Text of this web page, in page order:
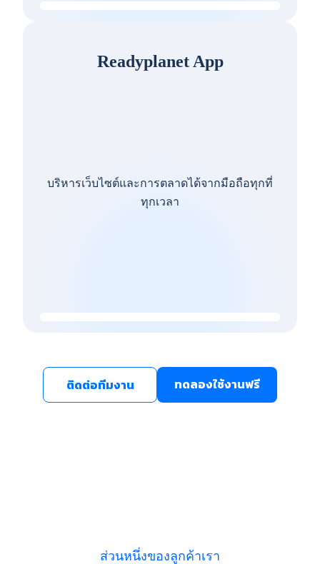
Readyplanet App
บริหารเว็บไซต์และการตลาดได้จากมือถือทุกที่
ทุกเวลา
ติดต่อทีมงาน ทดลองใช้งานฟรี
ส่วนหนึ่งของลูกค้าเรา